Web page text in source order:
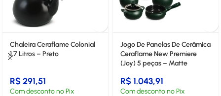
Chaleira Ceraflame Colonial
1,7 Litros – Preto
R$291,51
Com desconto no Pix
Jogo De Panelas De Cerâmica
Ceraflame New Premiere
(Joy) 5 peças – Matte
R$1.043,91
Com desconto no Pix